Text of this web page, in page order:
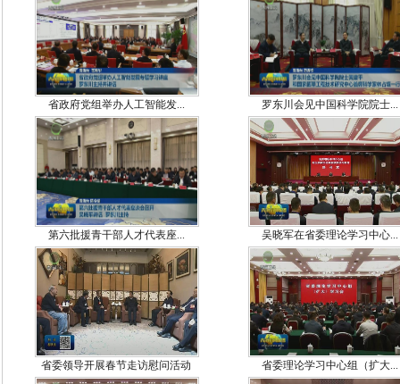
省政府党组举办人工智能发... 罗东川会见中国科学院院士...
第六批援青干部人才代表座... 吴晓军在省委理论学习中心...
省委领导开展春节走访慰问活动 省委理论学习中心组（扩大...